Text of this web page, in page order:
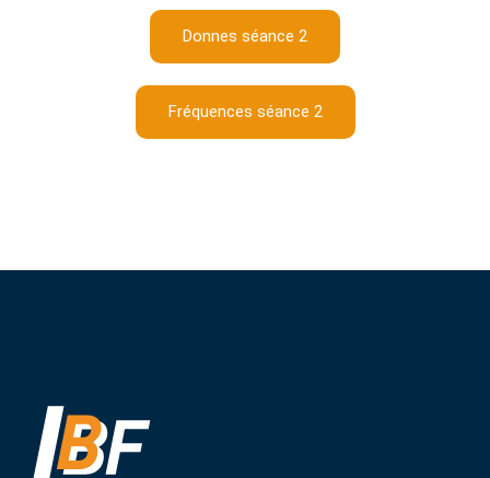
Donnes séance 2
Fréquences séance 2